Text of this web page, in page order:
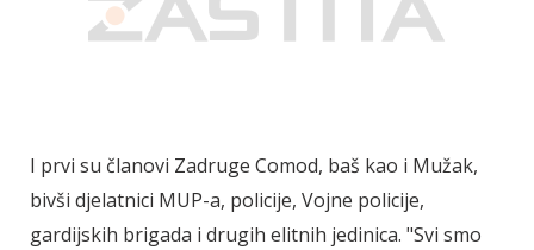
I prvi su članovi Zadruge Comod, baš kao i Mužak,
bivši djelatnici MUP-a, policije, Vojne policije,
gardijskih brigada i drugih elitnih jedinica. "Svi smo